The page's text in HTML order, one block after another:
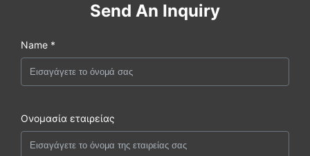
Send An Inquiry
Name *
Ονομασία εταιρείας